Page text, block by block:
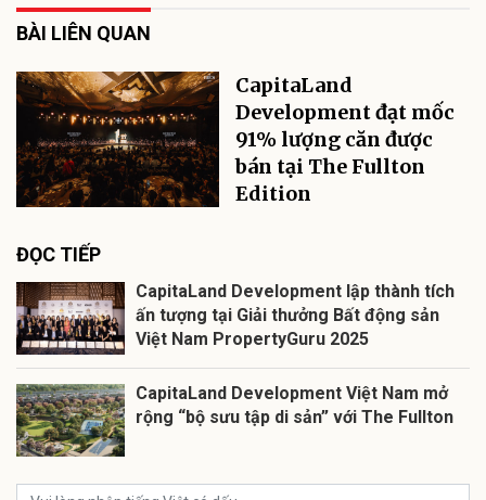
BÀI LIÊN QUAN
CapitaLand
Development đạt mốc
91% lượng căn được
bán tại The Fullton
Edition
ĐỌC TIẾP
CapitaLand Development lập thành tích
ấn tượng tại Giải thưởng Bất động sản
Việt Nam PropertyGuru 2025
CapitaLand Development Việt Nam mở
rộng “bộ sưu tập di sản” với The Fullton